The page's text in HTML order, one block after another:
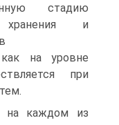
стадию
хранения и
на уровне
при
на каждом из